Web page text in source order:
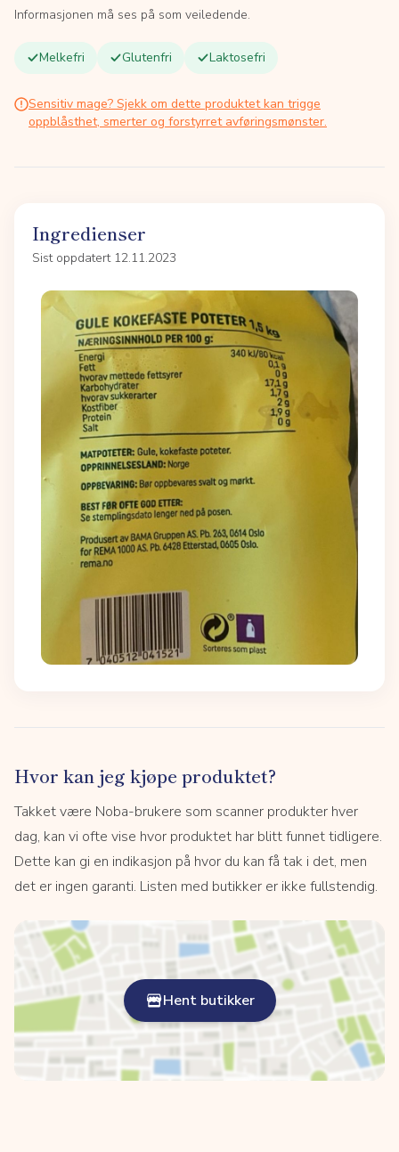
Informasjonen må ses på som veiledende.
Melkefri Glutenfri Laktosefri
Sensitiv mage? Sjekk om dette produktet kan trigge
oppblåsthet, smerter og forstyrret avføringsmønster.
Ingredienser
Sist oppdatert 12.11.2023
Hvor kan jeg kjøpe produktet?
Takket være Noba-brukere som scanner produkter hver
dag, kan vi ofte vise hvor produktet har blitt funnet tidligere.
Dette kan gi en indikasjon på hvor du kan få tak i det, men
det er ingen garanti. Listen med butikker er ikke fullstendig.
Hent butikker